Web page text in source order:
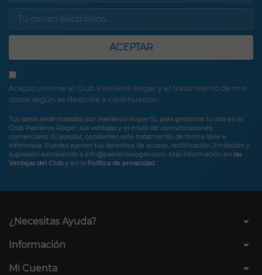
ACEPTAR
Acepto unirme al Club Paelleros Roger y el tratamiento de mis
datos según se describe a continuación
Tus datos serán tratados por Paelleros Roger SL para gestionar tu alta en el
Club Paelleros Roger, sus ventajas y el envío de comunicaciones
comerciales. Al aceptar, consientes este tratamiento de forma libre e
informada. Puedes ejercer tus derechos de acceso, rectificación, limitación y
supresión escribiendo a info@paellerosroger.com. Más información en las
Ventajas del Cluby en la Política de privacidad.
¿Necesitas Ayuda? arrow_drop_down
Información arrow_drop_down
Mi Cuenta arrow_drop_down